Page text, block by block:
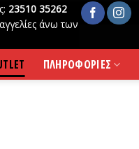
23510 35262
άνω των
ΠΛΗΡΟΦΟΡΙΕΣ